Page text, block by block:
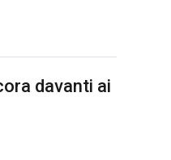
davanti ai